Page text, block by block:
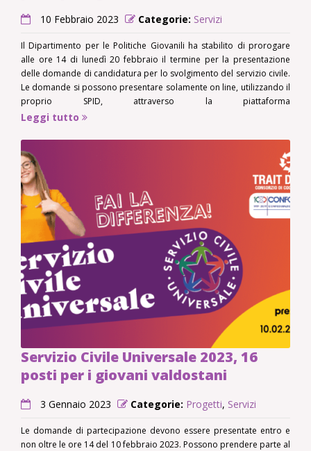
10 Febbraio 2023 Categorie: Servizi
Il Dipartimento per le Politiche Giovanili ha stabilito di prorogare
alle ore 14 di lunedì 20 febbraio il termine per la presentazione
delle domande di candidatura per lo svolgimento del servizio civile.
Le domande si possono presentare solamente on line, utilizzando il
proprio SPID, attraverso la piattaforma
domandeonline.serviziocivile.it. Trait d’Union mette a disposizione
Leggi tutto
Servizio Civile Universale 2023, 16
posti per i giovani valdostani
3 Gennaio 2023 Categorie: Progetti, Servizi
Le domande di partecipazione devono essere presentate entro e
non oltre le ore 14 del 10 febbraio 2023. Possono prendere parte al